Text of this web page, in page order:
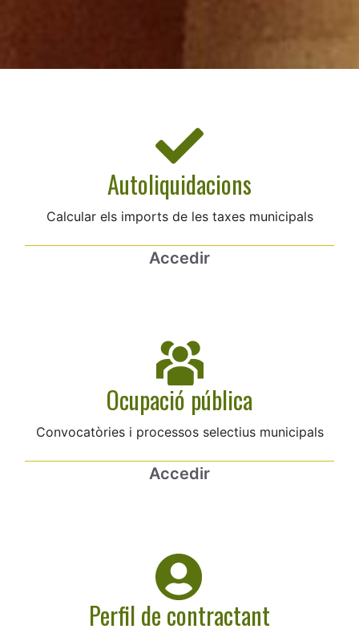
Autoliquidacions
Calcular els imports de les taxes municipals
Accedir
Ocupació pública
Convocatòries i processos selectius municipals
Accedir
Perfil de contractant